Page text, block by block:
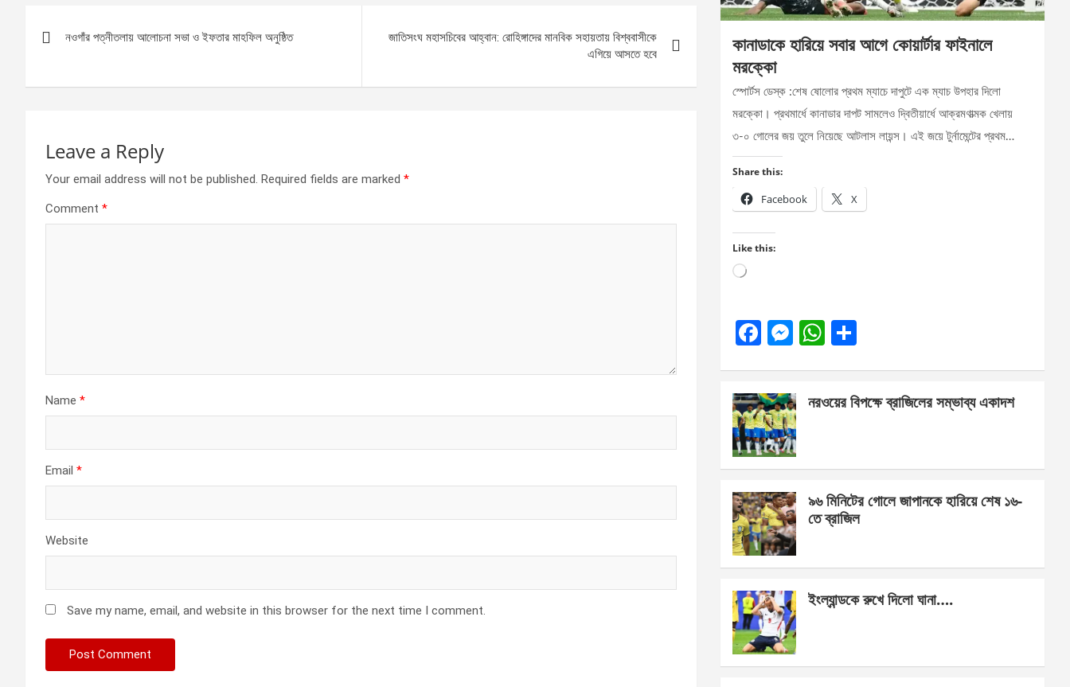
o
k
g A
p
navigation
নওগাঁর পত্নীতলায় আলোচনা সভা ও ইফতার মাহফিল অনুষ্ঠিত
জাতিসংঘ মহাসচিবের আহ্বান: রোহিঙ্গাদের মানবিক সহায়তায় বিশ্ববাসীকে
এগিয়ে আসতে হবে
Leave a Reply
Your email address will not be published. Required fields are marked *
Comment *
Name *
Email *
Website
Save my name, email, and website in this browser for the next time I comment.
কানাডাকে হারিয়ে সবার আগে কোয়ার্টার ফাইনালে
মরক্কো
স্পোর্টস ডেস্ক :শেষ ষোলোর প্রথম ম্যাচে দাপুটে এক ম্যাচ উপহার দিলো
মরক্কো। প্রথমার্ধে কানাডার দাপট সামলেও দ্বিতীয়ার্ধে আক্রমণাত্মক খেলায়
৩-০ গোলের জয় তুলে নিয়েছে আটলাস লায়ন্স। এই জয়ে টুর্নামেন্টের প্রথম…
Share this:
Facebook X
Like this:
Loading…
F
b
o
o
k
M
n
g
er
W
s
p
e
নরওয়ের বিপক্ষে ব্রাজিলের সম্ভাব্য একাদশ
৯৬ মিনিটের গোলে জাপানকে হারিয়ে শেষ ১৬-
তে ব্রাজিল
ইংল্যান্ডকে রুখে দিলো ঘানা….